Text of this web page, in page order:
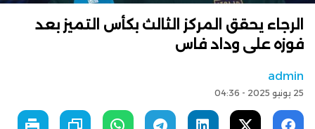
الرجاء يحقق المركز الثالث بكأس التميز بعد
فوزه على وداد فاس
admin
25 يونيو 2025 - 04:36